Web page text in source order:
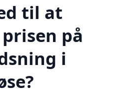
til at
på
i